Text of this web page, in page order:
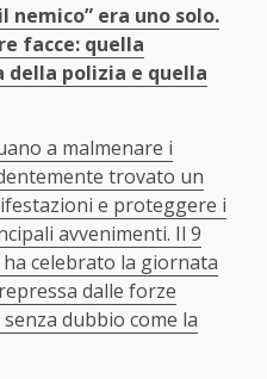
nemico” era uno solo.
facce: quella
della polizia e quella
a malmenare i
trovato un
e proteggere i
avvenimenti. Il 9
celebrato la giornata
dalle forze
dubbio come la